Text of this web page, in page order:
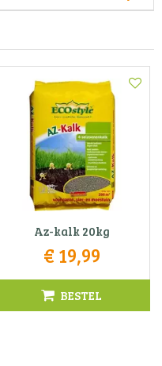
Az-kalk 20kg
€ 19,99
BESTEL